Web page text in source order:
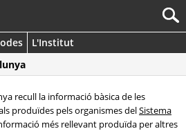
L'Institut
recull la informació bàsica de les
produïdes pels organismes delSistema
més rellevant produïda per altres